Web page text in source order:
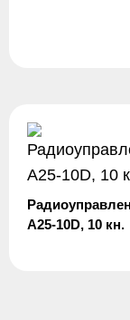
А25-10D, 10 кн.